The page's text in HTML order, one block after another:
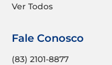
Ver Todos
Fale Conosco
(83) 2101-8877